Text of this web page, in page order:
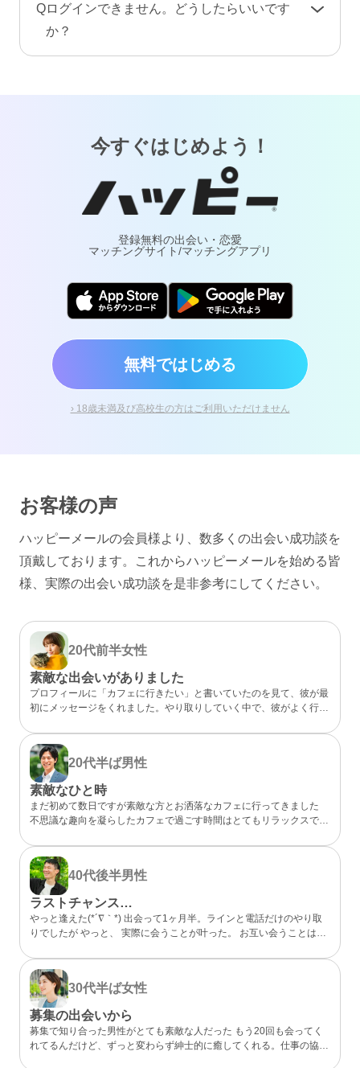
画・メッセージ・ポイント（コイン）などのア
カウント情報はすべて削除されます。復旧や返
金はできませんのでご注意ください。
ービスでは24時間365日体制で有人による監視・
通報対応・年齢確認を行っております。
Qログインできません。どうしたらいいです
か？
今すぐはじめよう！
登録無料の出会い・恋愛
マッチングサイト/マッチングアプリ
無料ではじめる
› 18歳未満及び高校生の方はご利用いただけません
お客様の声
ハッピーメールの会員様より、数多くの出会い成功談を
頂戴しております。
これからハッピーメールを始める皆
様、実際の出会い成功談を是非参考にしてください。
20代前半女性
素敵な出会いがありました
プロフィールに「カフェに行きたい」と書いていたのを見て、彼が最
初にメッセージをくれました。やり取りしていく中で、彼がよく行く
となく気になるところが一緒だったので、私的には今までになくメッ
セージが盛り上がり嬉しかったです。 カフェに誘ってもらい、実際
にお会いするととっても話しやすくて、時間があっという間。 少し
年上でしたが、気を使わずに話せる感じが心地よくて、「また会いた
いな」と素直に伝えました。彼のちょっと嬉しそうな顔をみたら、思
わずドキドキしました。 成功談でいいのか…まだどうなるかはわか
らないけど、出会えてよかったと思える人になりました。
20代半ば男性
素敵なひと時
まだ初めて数日ですが素敵な方とお洒落なカフェに行ってきました
不思議な趣向を凝らしたカフェで過ごす時間はとてもリラックスでき
もお互い良い出会いを探したいですね
40代後半男性
ラストチャンス…
やっと逢えた(*´∇｀*) 出会って1ヶ月半。ラインと電話だけのやり取
りでしたが やっと、 実際に会うことが叶った。 お互い会うことは諦
の可愛い、 メガネの似合う、 タイプの方でした。 ホント、大切にし
たいと思った。 また会う約束もできた。 こんな僕と… ありがとう(*
´∇｀*)
30代半ば女性
募集の出会いから
募集で知り合った男性がとても素敵な人だった もう20回も会ってく
れてるんだけど、ずっと変わらず紳士的に癒してくれる。仕事の協力